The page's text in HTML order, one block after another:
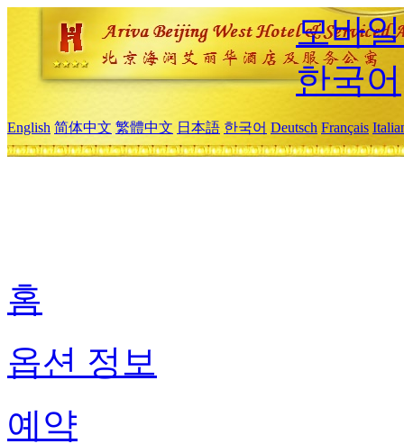
모바
한국어
English 简体中文 繁體中文 日本語 한국어 Deutsch Français
홈
옵션 정보
예약